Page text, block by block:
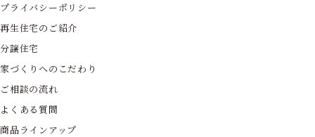
プライバシーポリシー
再生住宅のご紹介
分譲住宅
家づくりへのこだわり
ご相談の流れ
よくある質問
商品ラインアップ